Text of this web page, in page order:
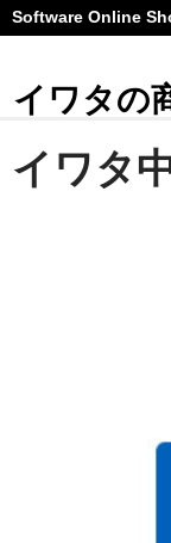
Software Online
イワタの
ご利用ガイド
イワタ